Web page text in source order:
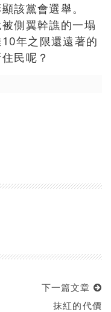
該黨會選舉。
側翼幹譙的一塌
10年之限還遠著的
民呢？
下一篇文章
抹紅的代價